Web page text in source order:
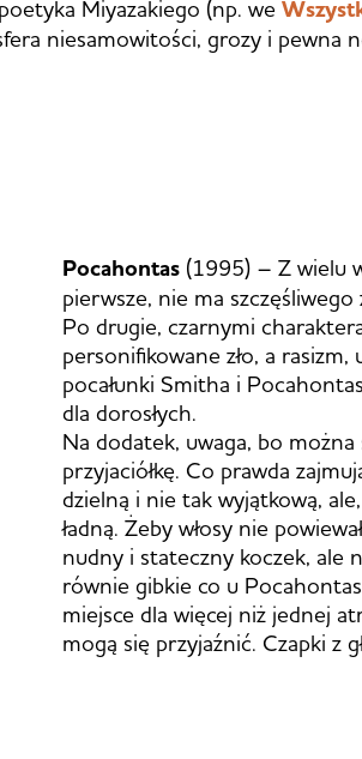
Miyazakiego (np. we
niesamowitości, grozy i pewna
Pocahontas (1995) – Z wielu
pierwsze, nie ma
Po drugie, czarnymi
personifikowane zło, a
pocałunki Smitha i
dla dorosłych.
Na dodatek, uwaga, bo można
przyjaciółkę. Co prawda
dzielną i nie tak wyjątkową,
ładną. Żeby włosy nie
nudny i stateczny koczek, ale
równie gibkie co u
miejsce dla więcej niż jednej
mogą się przyjaźnić. Czapki z